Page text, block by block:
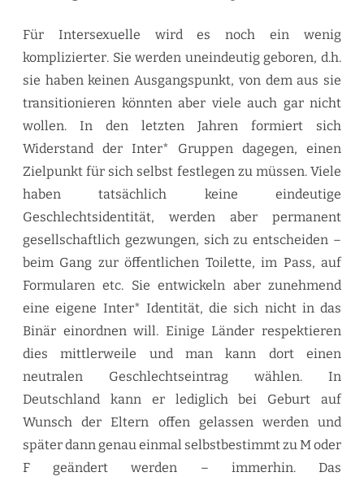
Für Intersexuelle wird es noch ein wenig
komplizierter. Sie werden uneindeutig geboren, d.h.
sie haben keinen Ausgangspunkt, von dem aus sie
transitionieren könnten aber viele auch gar nicht
wollen. In den letzten Jahren formiert sich
Widerstand der Inter* Gruppen dagegen, einen
Zielpunkt für sich selbst festlegen zu müssen. Viele
haben tatsächlich keine eindeutige
Geschlechtsidentität, werden aber permanent
gesellschaftlich gezwungen, sich zu entscheiden –
beim Gang zur öffentlichen Toilette, im Pass, auf
Formularen etc. Sie entwickeln aber zunehmend
eine eigene Inter* Identität, die sich nicht in das
Binär einordnen will. Einige Länder respektieren
dies mittlerweile und man kann dort einen
neutralen Geschlechtseintrag wählen. In
Deutschland kann er lediglich bei Geburt auf
Wunsch der Eltern offen gelassen werden und
später dann genau einmal selbstbestimmt zu M oder
F geändert werden – immerhin. Das